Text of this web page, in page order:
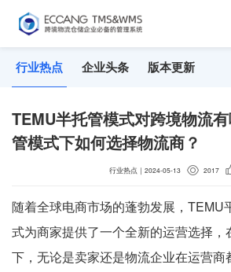
行业热点 企业头条 版本更新
TEMU半托管模式对跨境物流
管模式下如何选择物流商？
行业热点 ｜ 2024-05-13 2017
随着全球电商市场的蓬勃发展，TEMU
式为商家提供了一个全新的运营选择，
下，无论是卖家还是物流企业在运营商